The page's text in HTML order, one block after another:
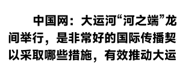
中国网：大运河“河之端”
间举行，是非常好的国际传播
以采取哪些措施，有效推动大